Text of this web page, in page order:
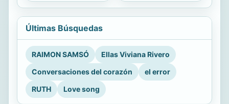
Últimas Búsquedas
RAIMON SAMSÓ
Ellas Viviana Rivero
Conversaciones del corazón
el error
RUTH
Love song